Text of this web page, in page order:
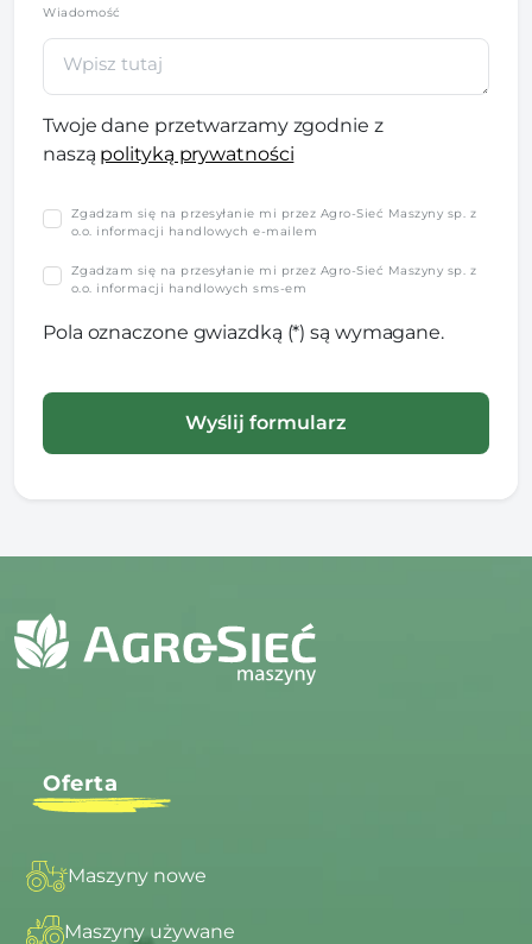
Wiadomość
Twoje dane przetwarzamy zgodnie z
naszą polityką prywatności
Zgadzam się na przesyłanie mi przez Agro-Sieć Maszyny sp. z
o.o. informacji handlowych e-mailem
Zgadzam się na przesyłanie mi przez Agro-Sieć Maszyny sp. z
o.o. informacji handlowych sms-em
Pola oznaczone gwiazdką (*) są wymagane.
Oferta
Maszyny nowe
Maszyny używane